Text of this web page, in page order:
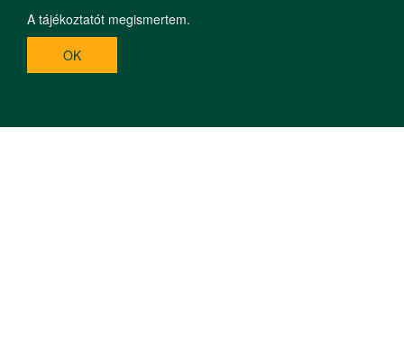
A tájékoztatót megismertem.
OK